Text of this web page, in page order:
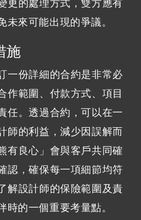
更的處理方式，雙方應有
未來可能出現的爭議。
施
一份詳細的合約是非常必
作範圍、付款方式、項目
任。透過合約，可以在一
師的利益，減少因誤解而
有良心」會與客戶共同確
認，確保每一項細節均符
解設計師的保險範圍及責
時的一個重要考量點。